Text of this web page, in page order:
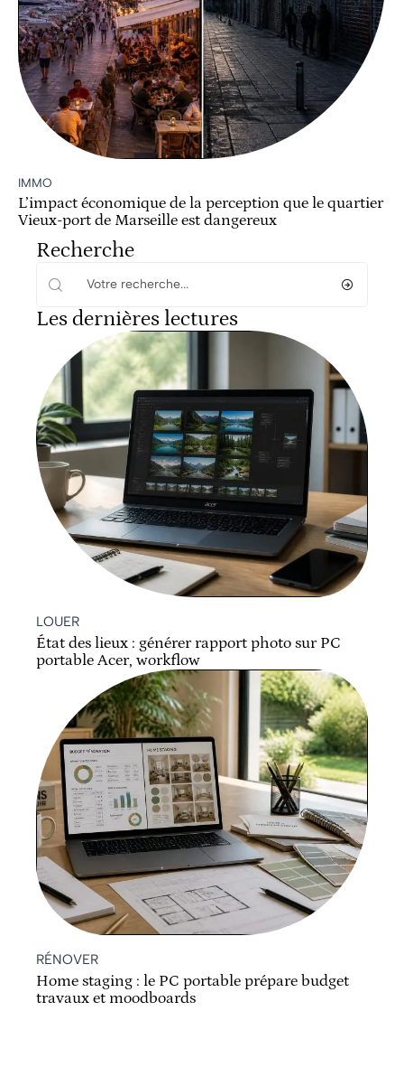
IMMO
L’impact économique de la perception que le quartier
Vieux-port de Marseille est dangereux
Recherche
Les dernières lectures
LOUER
État des lieux : générer rapport photo sur PC
portable Acer, workflow
RÉNOVER
Home staging : le PC portable prépare budget
travaux et moodboards